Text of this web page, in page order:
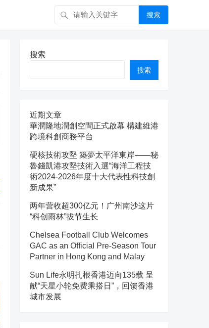
搜索
搜索
搜索
近期文章
華潤隆地潤創空間正式啟幕 構建維港
跨境科創商務平台
硬核技術攻堅 築夢太平洋東岸——秘
魯錢凱港攻堅技術入選“海洋工程技
術2024-2026年度十大代表性科技創
新成果”
两年营收超300亿元！广州南沙这片
“科创雨林”拔节生长
Chelsea Football Club Welcomes
GAC as an Official Pre-Season Tour
Partner in Hong Kong and Malay
Sun Life永明扎根香港迈向135载 呈
献“天星小轮免费乘搭日”，回馈香港
城市发展